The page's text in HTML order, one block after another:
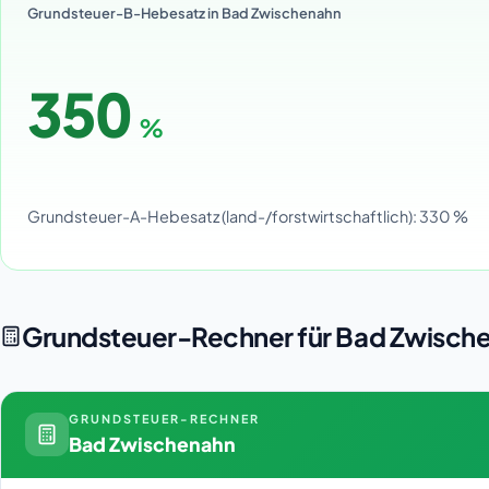
Grundsteuer-B-Hebesatz in Bad Zwischenahn
350 %
Grundsteuer-A-Hebesatz (land-/forstwirtschaftlich): 330 %
Grundsteuer-Rechner für Bad
GRUNDSTEUER-RECHNER
Bad Zwischenahn